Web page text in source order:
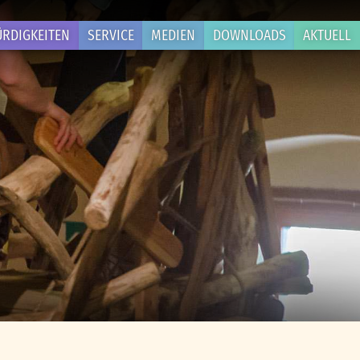
SERVICE MEDIEN DOWNLOADS AKTUELL